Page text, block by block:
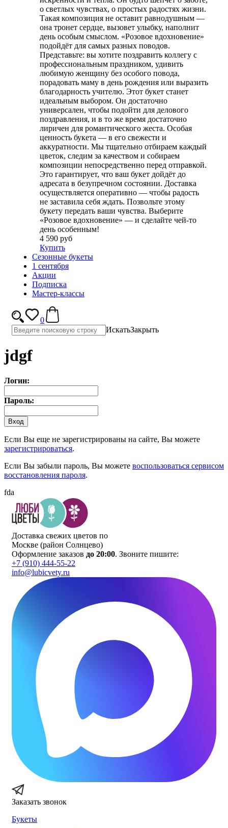
о светлых чувствах, о простых радостях жизни.
Такая композиция не оставит равнодушным —
она тронет сердце, вызовет улыбку, наполнит
день особым смыслом. «Розовое вдохновение»
подойдёт для самых разных поводов.
Представьте: вы хотите поздравить коллегу с
профессиональным праздником, удивить
любимую женщину без особого повода,
порадовать маму в день рождения или выразить
благодарность учителю. Этот букет станет
идеальным выбором. Он достаточно
универсален, чтобы подойти для делового
поздравления, и в то же время достаточно
лиричен для романтического жеста. Особая
ценность букета — в его свежести и
аккуратности. Мы тщательно отбираем каждый
цветок, следим за качеством и собираем
композиции непосредственно перед отправкой.
Это гарантирует, что ваш букет дойдёт до
адресата в безупречном состоянии. Доставка
осуществляется оперативно — чтобы радость
не заставила себя ждать. Позвольте этому
букету передать ваши чувства. Выберите
«Розовое вдохновение» — и сделайте чей-то
день особенным!
4 590 руб
Купить
Сезонные букеты
1 сентября
Акции
Подписка
Мастер-классы
0
ИскатьЗакрыть
jdgf
Логин:
Пароль:
Если Вы еще не зарегистрированы на сайте, Вы можете
зарегистрироваться.
Если Вы забыли пароль, Вы можете воспользоваться сервисом
восстановления пароля.
fda
Доставка свежих цветов по
Москве (район Солнцево)
Оформление заказов до 20:00. Звоните пишите:
+7 (910) 444-55-22
info@lubicvety.ru
Заказать звонок
Букеты